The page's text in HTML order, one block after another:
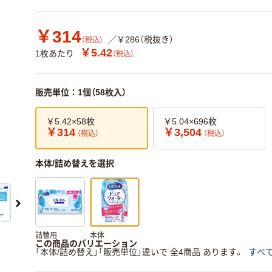
￥314（税込）
／￥286（税抜き）
1枚あたり
￥5.42（税込）
販売単位：1個（58枚入）
￥5.42×58枚
￥314 （税込）
￥5.04×696枚
￥3,504 （税込）
本体/詰め替えを選択
詰替用 本体
この商品のバリエーション
「本体/詰め替え」「販売単位」違いで 全4商品 あります。
すべ